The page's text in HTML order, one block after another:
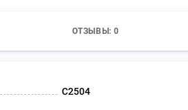
C2504
ОТЗЫВЫ: 0